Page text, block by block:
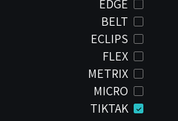
EDGE
BELT
ECLIPS
FLEX
METRIX
MICRO
TIKTAK